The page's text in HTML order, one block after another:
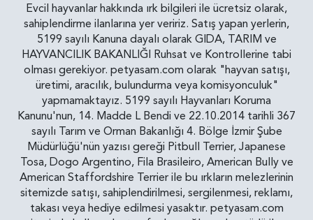
Evcil hayvanlar hakkında ırk bilgileri ile ücretsiz olarak,
sahiplendirme ilanlarına yer veririz. Satış yapan yerlerin,
5199 sayılı Kanuna dayalı olarak GIDA, TARIM ve
HAYVANCILIK BAKANLIĞI Ruhsat ve Kontrollerine tabi
olması gerekiyor. petyasam.com olarak "hayvan satışı,
üretimi, aracılık, bulundurma veya komisyonculuk"
yapmamaktayız. 5199 sayılı Hayvanları Koruma
Kanunu'nun, 14. Madde L Bendi ve 22.10.2014 tarihli 367
sayılı Tarım ve Orman Bakanlığı 4. Bölge İzmir Şube
Müdürlüğü'nün yazısı gereği Pitbull Terrier, Japanese
Tosa, Dogo Argentino, Fila Brasileiro, American Bully ve
American Staffordshire Terrier ile bu ırkların melezlerinin
sitemizde satışı, sahiplendirilmesi, sergilenmesi, reklamı,
takası veya hediye edilmesi yasaktır. petyasam.com